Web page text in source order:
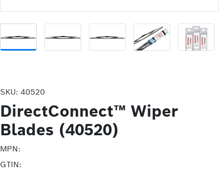
SKU: 40520
DirectConnect™ Wiper
Blades (40520)
MPN:
GTIN: